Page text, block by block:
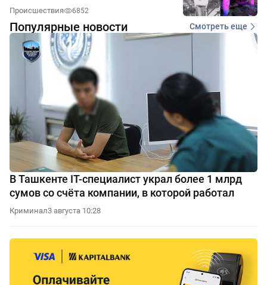
Происшествия 6852
Популярные новости Смотреть еще
В Ташкенте IT-специалист украл более 1 млрд
сумов со счёта компании, в которой работал
Криминал3 августа 10:28